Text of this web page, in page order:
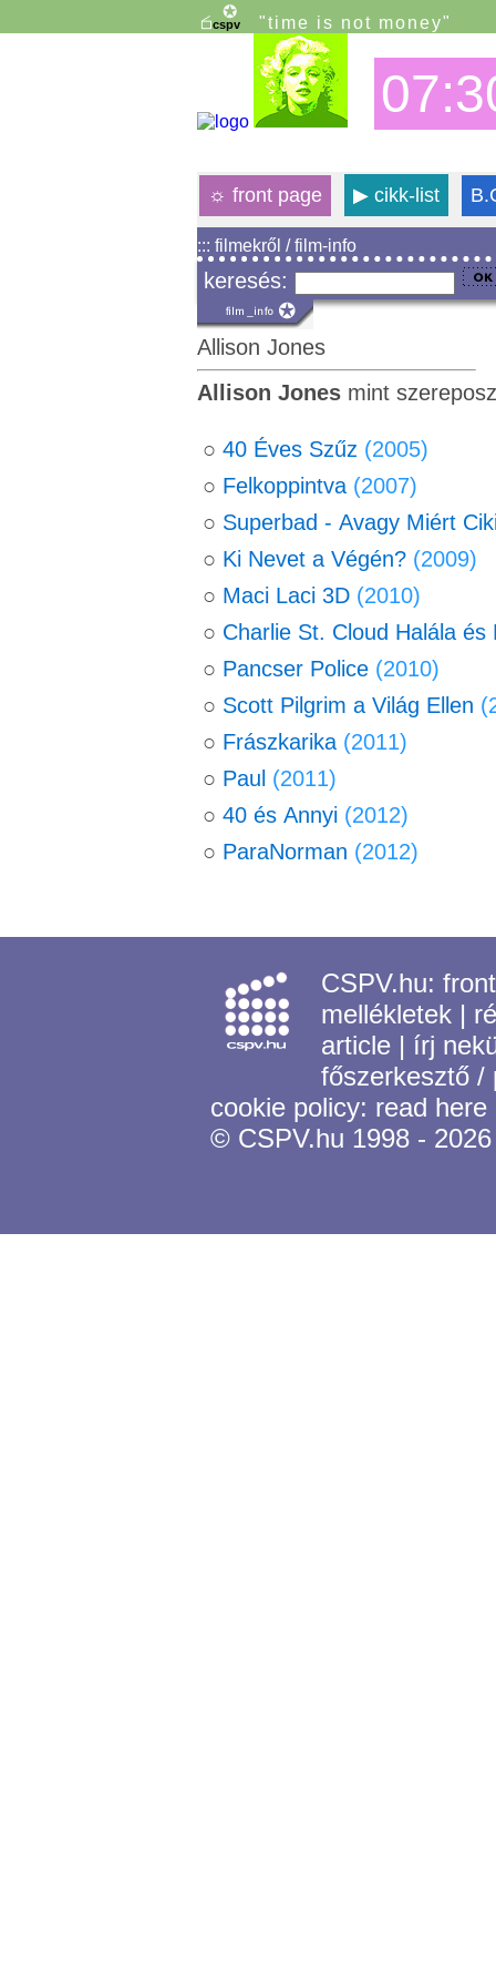
"time is not money"
☼ front page ▶cikk-list
::: filmekről / film-info
keresés:
Allison Jones
Allison Jonesmint
○ 40 Éves Szűz (2005)
○ Felkoppintva (2007)
○ Superbad - Avagy Miért
○ Ki Nevet a Végén? (2009)
○ Maci Laci 3D (2010)
○ Charlie St. Cloud Halála és
○ Pancser Police (2010)
○ Scott Pilgrim a Világ Ellen
○ Frászkarika (2011)
○ Paul (2011)
○ 40 és Annyi (2012)
○ ParaNorman (2012)
CSPV.hu:
mellékletek |
article | írj
főszerkesztő
cookie policy: read here
© CSPV.hu 1998 - 2026